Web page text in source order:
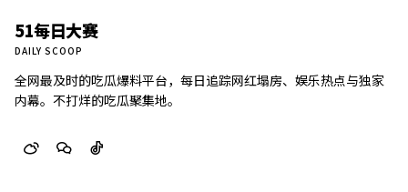
51每日大赛
DAILY SCOOP
全网最及时的吃瓜爆料平台，每日追踪网红塌房、娱乐热点与独家
内幕。不打烊的吃瓜聚集地。